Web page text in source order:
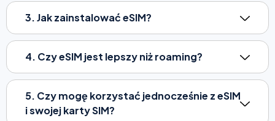
3. Jak zainstalować eSIM?
4. Czy eSIM jest lepszy niż roaming?
5. Czy mogę korzystać jednocześnie z eSIM
i swojej karty SIM?